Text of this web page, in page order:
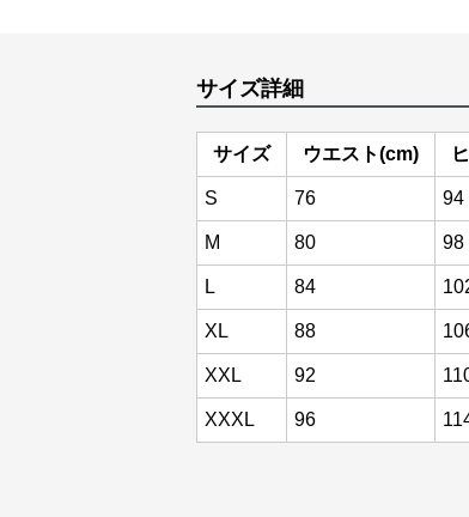
サイズ詳細
サイズ ウエスト(cm)
S 76 94
M 80 98
L 84
XL 88
XXL 92
XXXL 96